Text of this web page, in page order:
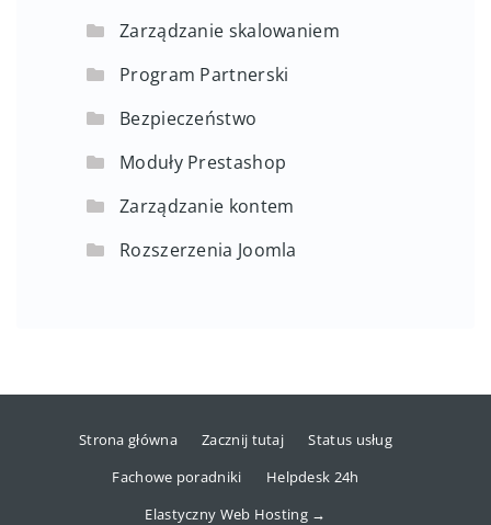
Zarządzanie skalowaniem
Program Partnerski
Bezpieczeństwo
Moduły Prestashop
Zarządzanie kontem
Rozszerzenia Joomla
Strona główna Zacznij tutaj
Status usług
Fachowe poradniki
Helpdesk 24h
Elastyczny Web Hosting →